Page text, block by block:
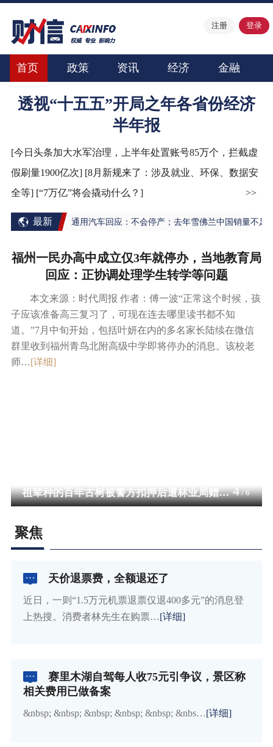
注册 登录
首页 政策 资讯 经济 金融
透视“十五五”开局之年各省份经济
半年报
[今日头条加大水军治理，上半年处置账号85万个，拦截虚
假刷量1900亿次] [8月新规来了：涉及就业、环保、数据安
全等] [“7万亿”将会撬动什么？] >>
最新
国内停售，通用汽车回应：不会停产；去年雪佛兰中国销量不足9000辆
福州一民办高中成立仅3年就停办，当地教育局
回应：正协调处理学生转学等问题
本文来源：时代周报 作者：傅一波“正常这个时候，孩
子应该准备高三复习了，可现在连去哪里读书都不知
道。”7月中旬开始，包括叶妍在内的多名家长陆续在微信
群里收到福州青鸟北附高级中学即将停办的消息。该校老
师…[详细]
祖辈种的百年古树被警方扣押后遭林业局赠送？村民申诉多年，高院已裁定驳回再审申请丨云投诉 5/6
聚焦
天价退票费，全额退还了
近日，一则“1.5万元机票退票仅退400多元”的消息登
上热搜。消费者林先生在购票…[详细]
赛里木湖自驾每人收75元引争议，景区称
相关费用已做备案
&nbsp; &nbsp; &nbsp; &nbsp; &nbsp; &nbs…[详细]